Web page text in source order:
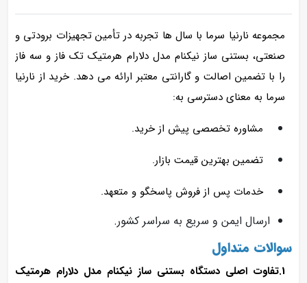
مجموعه نارنیا سرما با سال‌ ها تجربه در تأمین تجهیزات برودتی و
صنعتی، بستنی ساز نیکنام مدل دلارام هرمتیک تک فاز و سه فاز
را با تضمین اصالت و گارانتی معتبر ارائه می‌ دهد. خرید از نارنیا
سرما به معنای دسترسی به:
مشاوره تخصصی پیش از خرید.
تضمین بهترین قیمت بازار.
خدمات پس از فروش پاسخگو و متعهد.
ارسال ایمن و سریع به سراسر کشور.
سوالات متداول
1.تفاوت اصلی دستگاه بستنی ساز نیکنام مدل دلارام هرمتیک